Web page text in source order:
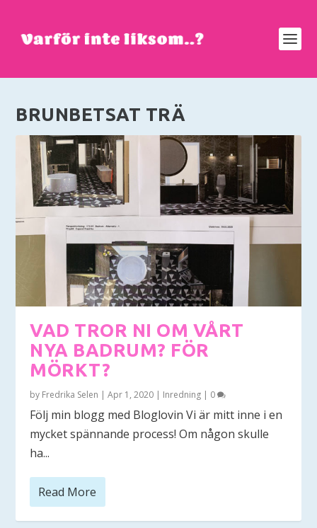
BRUNBETSAT TRÄ
VAD TROR NI OM VÅRT
NYA BADRUM? FÖR
MÖRKT?
by Fredrika Selen |Apr 1, 2020 | Inredning | 0
Följ min blogg med Bloglovin Vi är mitt inne i en
mycket spännande process! Om någon skulle
ha...
Read More